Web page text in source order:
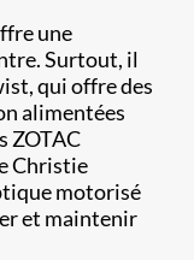
une
Surtout, il
qui offre des
alimentées
ZOTAC
Christie
motorisé
et maintenir